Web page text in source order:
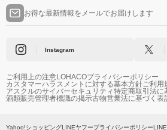
お得な最新情報をメールでお届けします
Instagram
ご利用上の注意LOHACOプライバシーポリシー
カスタマーハラスメントに対する基本方針ご利用
アスクルのサイバーセキュリティ特定商取引法に
酒類販売管理者標識の掲示古物営業法に基づく表
Yahoo!ショッピングLINEヤフープライバシーポリシー